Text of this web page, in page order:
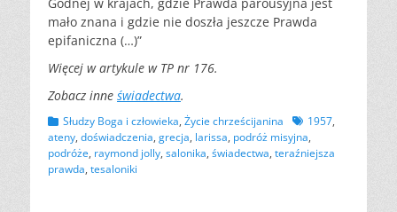
mało znana i gdzie nie doszła jeszcze Prawda
epifaniczna (…)”
Więcej w artykule w TP nr 176.
Zobacz inne świadectwa.
Kategorii
Słudzy Boga i człowieka, Życie chrześcijanina Tagów
1957,
ateny, doświadczenia, grecja, larissa, podróż misyjna,
podróże, raymond jolly, salonika, świadectwa, teraźniejsza
prawda, tesaloniki